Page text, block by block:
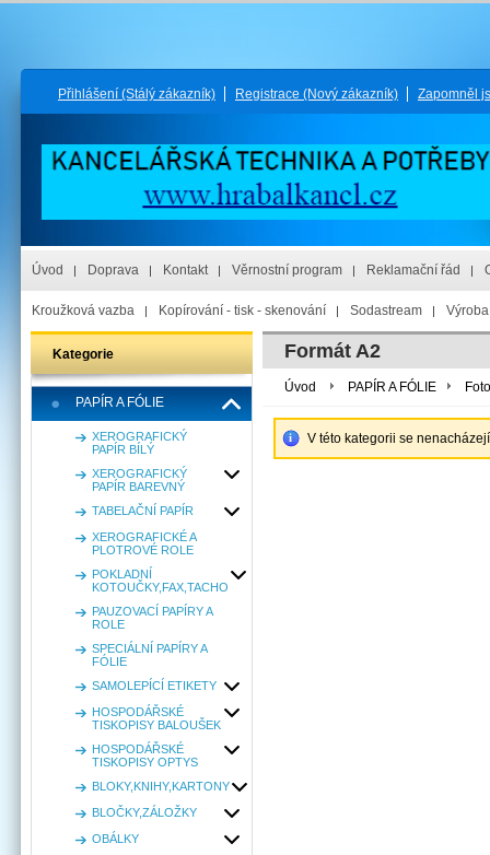
Přihlášení (Stálý zákazník) Registrace (Nový zákazník) Zapomněl
Úvod Doprava Kontakt Věrnostní program Reklamační řád
Kroužková vazba Kopírování - tisk - skenování Sodastream
Kategorie
PAPÍR A FÓLIE
XEROGRAFICKÝ
PAPÍR BÍLÝ
XEROGRAFICKÝ
PAPÍR BAREVNÝ
TABELAČNÍ PAPÍR
XEROGRAFICKÉ A
PLOTROVÉ ROLE
POKLADNÍ
KOTOUČKY,FAX,TACHO
PAUZOVACÍ PAPÍRY A
ROLE
SPECIÁLNÍ PAPÍRY A
FÓLIE
SAMOLEPÍCÍ ETIKETY
HOSPODÁŘSKÉ
TISKOPISY BALOUŠEK
HOSPODÁŘSKÉ
TISKOPISY OPTYS
BLOKY,KNIHY,KARTONY
BLOČKY,ZÁLOŽKY
OBÁLKY
Formát A2
Úvod PAPÍR A FÓLIE
V této kategorii se